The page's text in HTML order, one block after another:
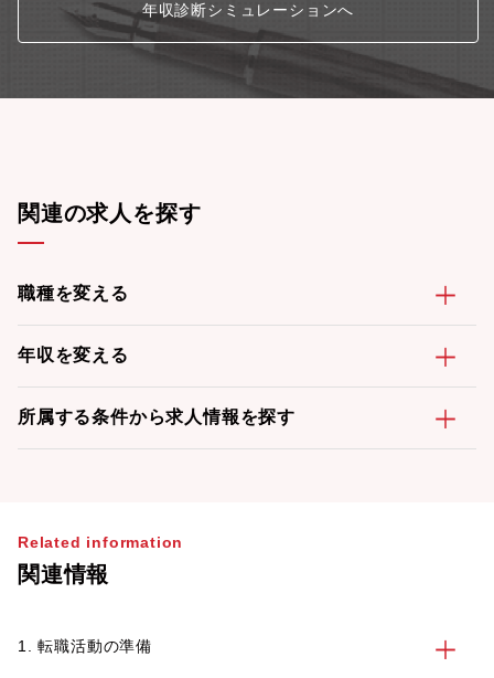
年収診断シミュレーションへ
関連の求人を探す
職種を変える
年収を変える
所属する条件から求人情報を探す
Related information
関連情報
1. 転職活動の準備